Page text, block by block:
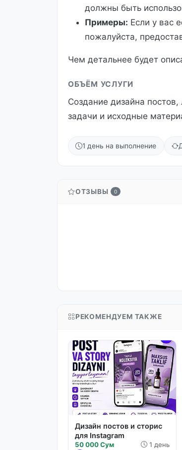
должны быть
Примеры: Если у вас
пожалуйста,
Чем детальнее будет
ОБЪЁМ УСЛУГИ
Создание дизайна
задачи и исходные
1 день на выполнение
ОТЗЫВЫ 0
РЕКОМЕНДУЕМ ТАКЖЕ
Дизайн постов и сторис
для Instagram
50 000 Сум 1 день